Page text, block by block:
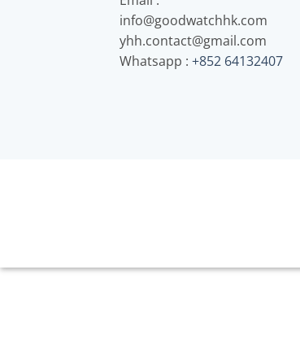
info@goodwatchhk.com
yhh.contact@gmail.com
Whatsapp : +852 64132407